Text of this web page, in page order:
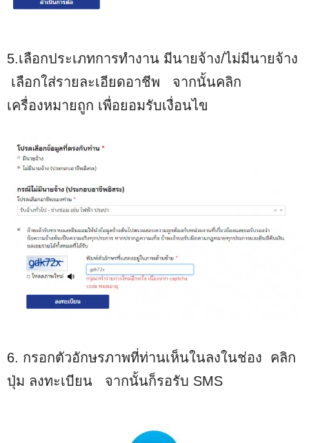
5.เลือกประเภทการทำงาน มีนายจ้าง/ไม่มีนายจ้าง
เลือกใส่รายละเอียดอาชีพ จากนั้นคลิก
เครื่องหมายถูก เพื่อยอมรับเงื่อนไข
6. กรอกตัวอักษรภาพที่ท่านเห็นในลงในช่อง คลิก
ปุ่ม ลงทะเบียน จากนั้นก็รอรับ SMS